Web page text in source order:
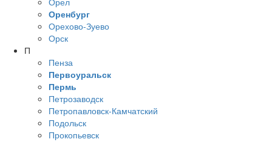
Оренбург
Орехово-Зуево
Орск
П
Пенза
Первоуральск
Пермь
Петрозаводск
Петропавловск-Камчатский
Подольск
Прокопьевск